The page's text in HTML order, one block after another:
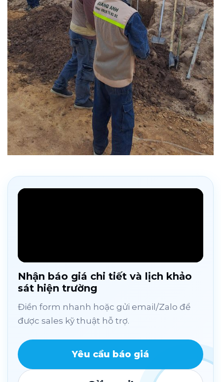
Nhận báo giá chi tiết và lịch khảo
sát hiện trường
Điền form nhanh hoặc gửi email/Zalo để
được sales kỹ thuật hỗ trợ.
Yêu cầu báo giá